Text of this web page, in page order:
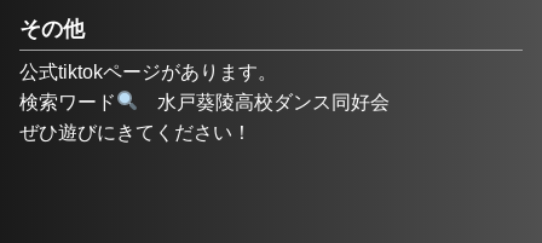
その他
公式tiktokページがあります。
検索ワード
水戸葵陵高校ダンス同好会
ぜひ遊びにきてください！